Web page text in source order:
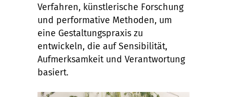
Verfahren, künstlerische Forschung
und performative Methoden, um
eine Gestaltungspraxis zu
entwickeln, die auf Sensibilität,
Aufmerksamkeit und Verantwortung
basiert.